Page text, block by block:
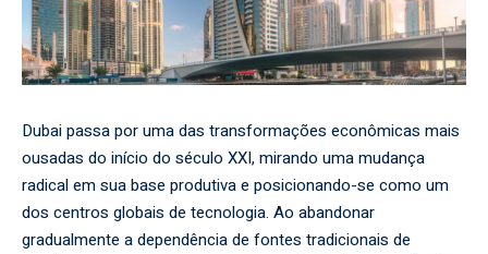
Dubai passa por uma das transformações econômicas mais
ousadas do início do século XXI, mirando uma mudança
radical em sua base produtiva e posicionando-se como um
dos centros globais de tecnologia. Ao abandonar
gradualmente a dependência de fontes tradicionais de